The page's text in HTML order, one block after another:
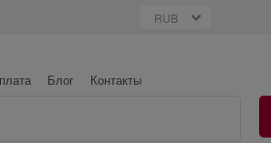
Блог Контакты